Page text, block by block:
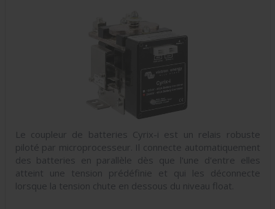
Le coupleur de batteries Cyrix-i est un relais robuste
piloté par microprocesseur. Il connecte automatiquement
des batteries en parallèle dès que l'une d'entre elles
atteint une tension prédéfinie et qui les déconnecte
lorsque la tension chute en dessous du niveau float.